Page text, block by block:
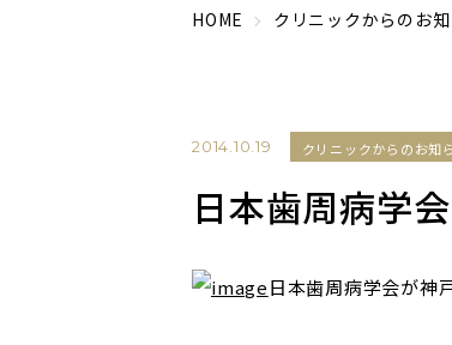
HOME クリニックからのお
2014.10.19 クリニックからのお知
日本歯周病学会
日本歯周病学会が神